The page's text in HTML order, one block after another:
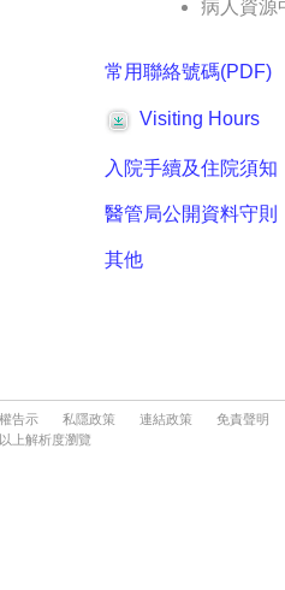
告示 私隱政策 連結政策
免責聲明
上解析度瀏覽